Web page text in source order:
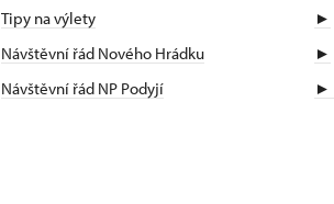
Tipy na výlety
Návštěvní řád Nového Hrádku
Návštěvní řád NP Podyjí
►
►
►